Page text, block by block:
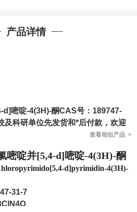
产品详情
d]嘧啶-4(3H)-酮CAS号：189747-
及科研单位先发货和*后付款，欢迎
查看相似产品 >
嘧啶并[5,4-d]嘧啶-4(3H)-酮
d]pyrimidin-4(3H)-
31-7